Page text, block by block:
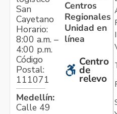
San
Cayetano
Horario:
8:00 a.m. –
4:00 p.m.
Código
Postal:
111071
Medellín:
Calle 49
Centros
Regionales
Unidad en
línea
Centro
de
relevo